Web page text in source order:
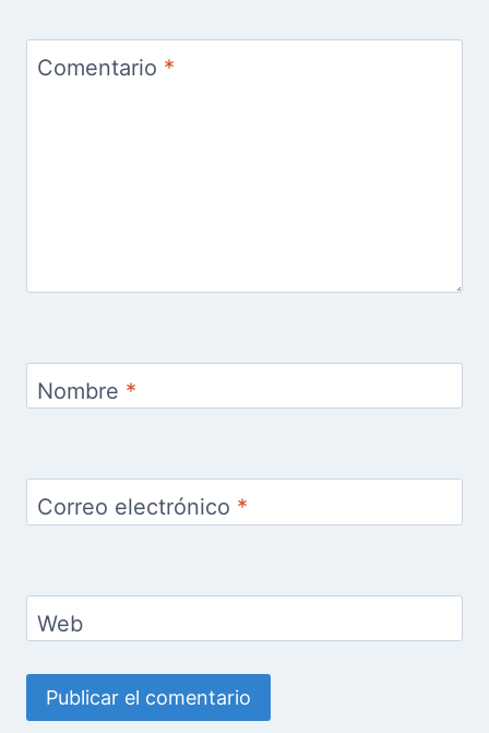
Comentario *
Nombre *
Correo electrónico *
Web